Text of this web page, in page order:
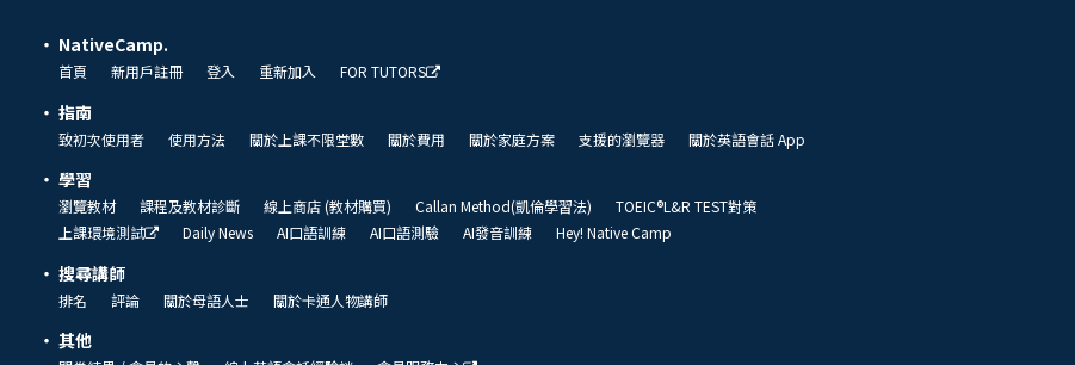
NativeCamp.
首頁 新用戶註冊 登入 重新加入 FOR TUTORS
指南
致初次使用者 使用方法 關於上課不限堂數 關於費用 關於家庭方案 支援的瀏覽器 關於英語會話 App
學習
瀏覽教材 課程及教材診斷 線上商店 (教材購買) Callan Method(凱倫學習法)
TOEIC®L&R TEST對策
上課環境測試
Daily News AI口語訓練 AI口語測驗 AI發音訓練 Hey! Native Camp
搜尋講師
排名 評論 關於母語人士 關於卡通人物講師
其他